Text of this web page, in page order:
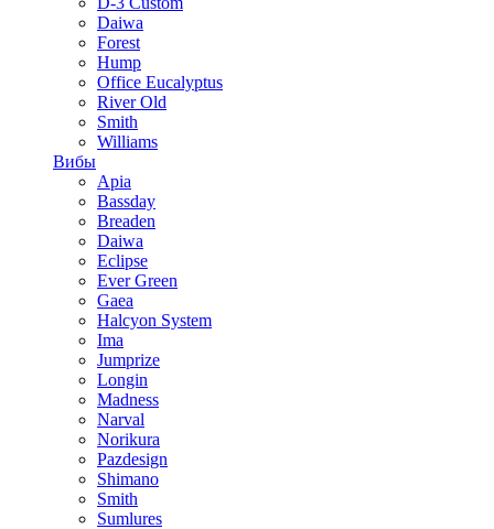
Daiwa
Forest
Hump
Office Eucalyptus
River Old
Smith
Williams
Вибы
Apia
Bassday
Breaden
Daiwa
Eclipse
Ever Green
Gaea
Halcyon System
Ima
Jumprize
Longin
Madness
Narval
Norikura
Pazdesign
Shimano
Smith
Sumlures